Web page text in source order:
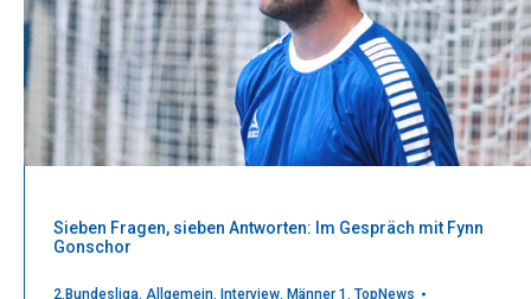
Sieben Fragen, sieben Antworten: Im Gespräch mit Fynn
Gonschor
2.Bundesliga, Allgemein, Interview, Männer 1 , TopNews